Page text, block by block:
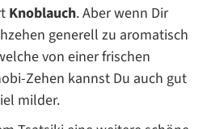
Knoblauch. Aber wenn Dir
generell zu aromatisch
von einer frischen
Zehen kannst Du auch gut
milder.